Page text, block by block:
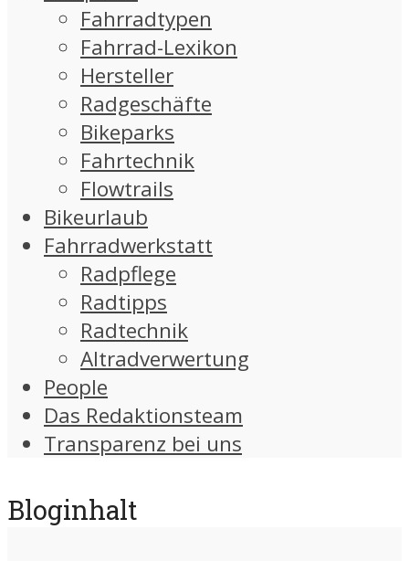
Fahrradtypen
Fahrrad-Lexikon
Hersteller
Radgeschäfte
Bikeparks
Fahrtechnik
Flowtrails
Bikeurlaub
Fahrradwerkstatt
Radpflege
Radtipps
Radtechnik
Altradverwertung
People
Das Redaktionsteam
Transparenz bei uns
Bloginhalt